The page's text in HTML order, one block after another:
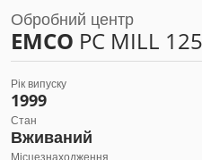
Обробний центр
EMCO PC MILL 125
Рік випуску
1999
Стан
Вживаний
Місцезнаходження